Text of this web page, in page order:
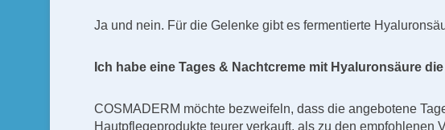
Ja und nein. Für die Gelenke gibt es fermentierte
Ich habe eine Tages & Nachtcreme mit Hyaluronsäure
COSMADERM möchte bezweifeln, dass die angebotene
Hautpflegeprodukte teurer verkauft, als zu den